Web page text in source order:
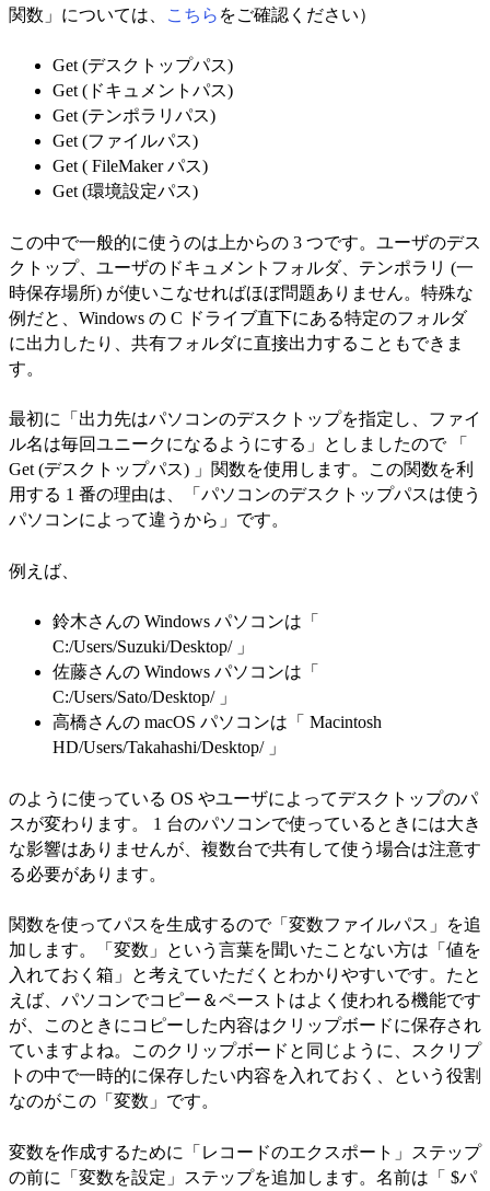
関数」については、
こちら をご確認ください）
Get (デスクトップパス)
Get (ドキュメントパス)
Get (テンポラリパス)
Get (ファイルパス)
Get ( FileMaker パス)
Get (環境設定パス)
この中で一般的に使うのは上からの 3 つです。ユーザのデス
クトップ、ユーザのドキュメントフォルダ、テンポラリ (一
時保存場所) が使いこなせればほぼ問題ありません。特殊な
例だと、Windows の C ドライブ直下にある特定のフォルダ
に出力したり、共有フォルダに直接出力することもできま
す。
最初に「出力先はパソコンのデスクトップを指定し、ファイ
ル名は毎回ユニークになるようにする」としましたので 「
Get (デスクトップパス) 」関数を使用します。この関数を利
用する 1 番の理由は、「パソコンのデスクトップパスは使う
パソコンによって違うから」です。
例えば、
鈴木さんの Windows パソコンは「
C:/Users/Suzuki/Desktop/ 」
佐藤さんの Windows パソコンは「
C:/Users/Sato/Desktop/ 」
高橋さんの macOS パソコンは「 Macintosh
HD/Users/Takahashi/Desktop/ 」
のように使っている OS やユーザによってデスクトップのパ
スが変わります。 1 台のパソコンで使っているときには大き
な影響はありませんが、複数台で共有して使う場合は注意す
る必要があります。
関数を使ってパスを生成するので「変数ファイルパス」を追
加します。「変数」という言葉を聞いたことない方は「値を
入れておく箱」と考えていただくとわかりやすいです。たと
えば、パソコンでコピー＆ペーストはよく使われる機能です
が、このときにコピーした内容はクリップボードに保存され
ていますよね。このクリップボードと同じように、スクリプ
トの中で一時的に保存したい内容を入れておく、という役割
なのがこの「変数」です。
変数を作成するために「レコードのエクスポート」ステップ
の前に「変数を設定」ステップを追加します。名前は「 $パ